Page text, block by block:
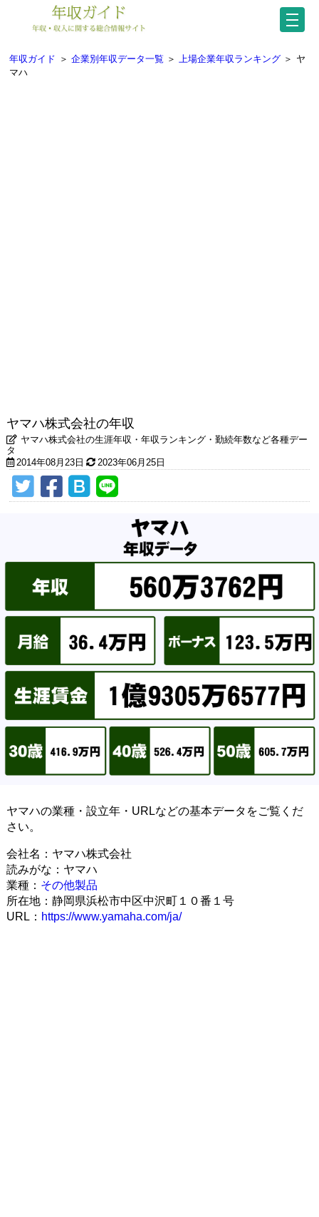
年収ガイド ＞ 企業別年収データ一覧 ＞ 上場企業年収ランキング ＞ ヤ
マハ
ヤマハ株式会社の年収
ヤマハ株式会社の生涯年収・年収ランキング・勤続年数など各種デー
タ
2014年08月23日
2023年06月25日
ヤマハの業種・設立年・URLなどの基本データをご覧くだ
さい。
会社名：ヤマハ株式会社
読みがな：ヤマハ
業種： その他製品
所在地：静岡県浜松市中区中沢町１０番１号
URL： https://www.yamaha.com/ja/